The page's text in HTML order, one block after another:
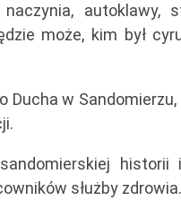
autoklawy,
może, kim był
w Sandomierzu,
historii
służby zdrowia.